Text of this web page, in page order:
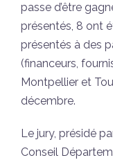
passe d’être
présentés, 8 ont
présentés à des
(financeurs,
Montpellier et
décembre.
Le jury, présidé
Conseil